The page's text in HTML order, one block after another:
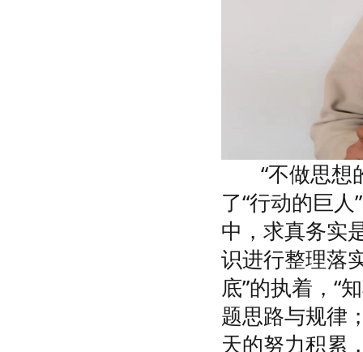
“不做思想
了“行动的巨
中，求真务实
识进行整理落
底”的执着，“
题思路与规律
天的努力积累